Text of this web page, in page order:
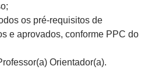
os pré-requisitos de
e aprovados, conforme PPC do
Orientador(a).